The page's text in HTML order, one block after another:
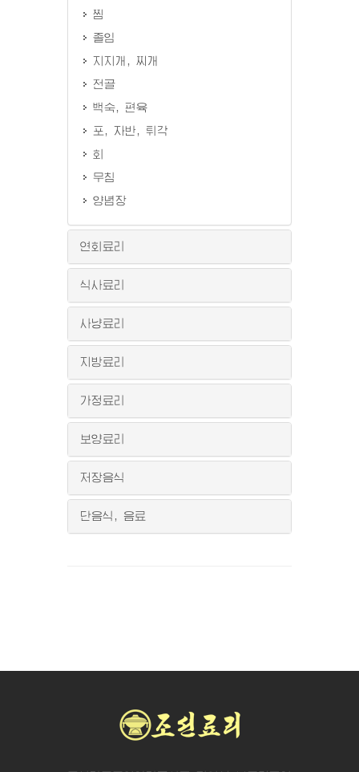
찜
졸임
지지개, 찌개
전골
백숙, 편육
포, 자반, 튀각
회
무침
양념장
연회료리
식사료리
사냥료리
지방료리
가정료리
보양료리
저장음식
단음식, 음료